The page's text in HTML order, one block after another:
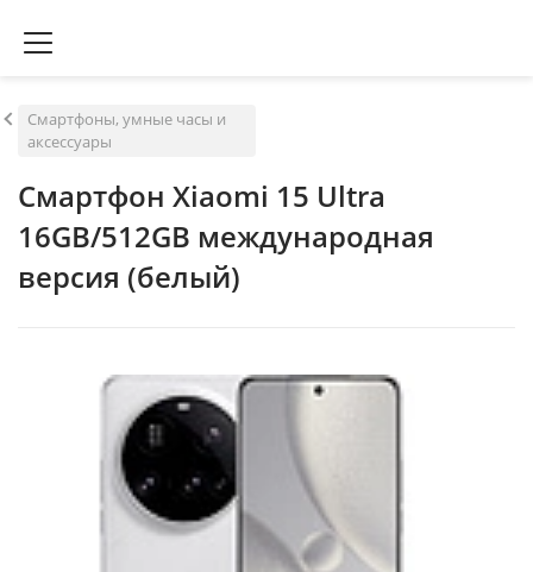
Смартфоны, умные часы и
аксессуары
Смартфон Xiaomi 15 Ultra
16GB/512GB международная
версия (белый)